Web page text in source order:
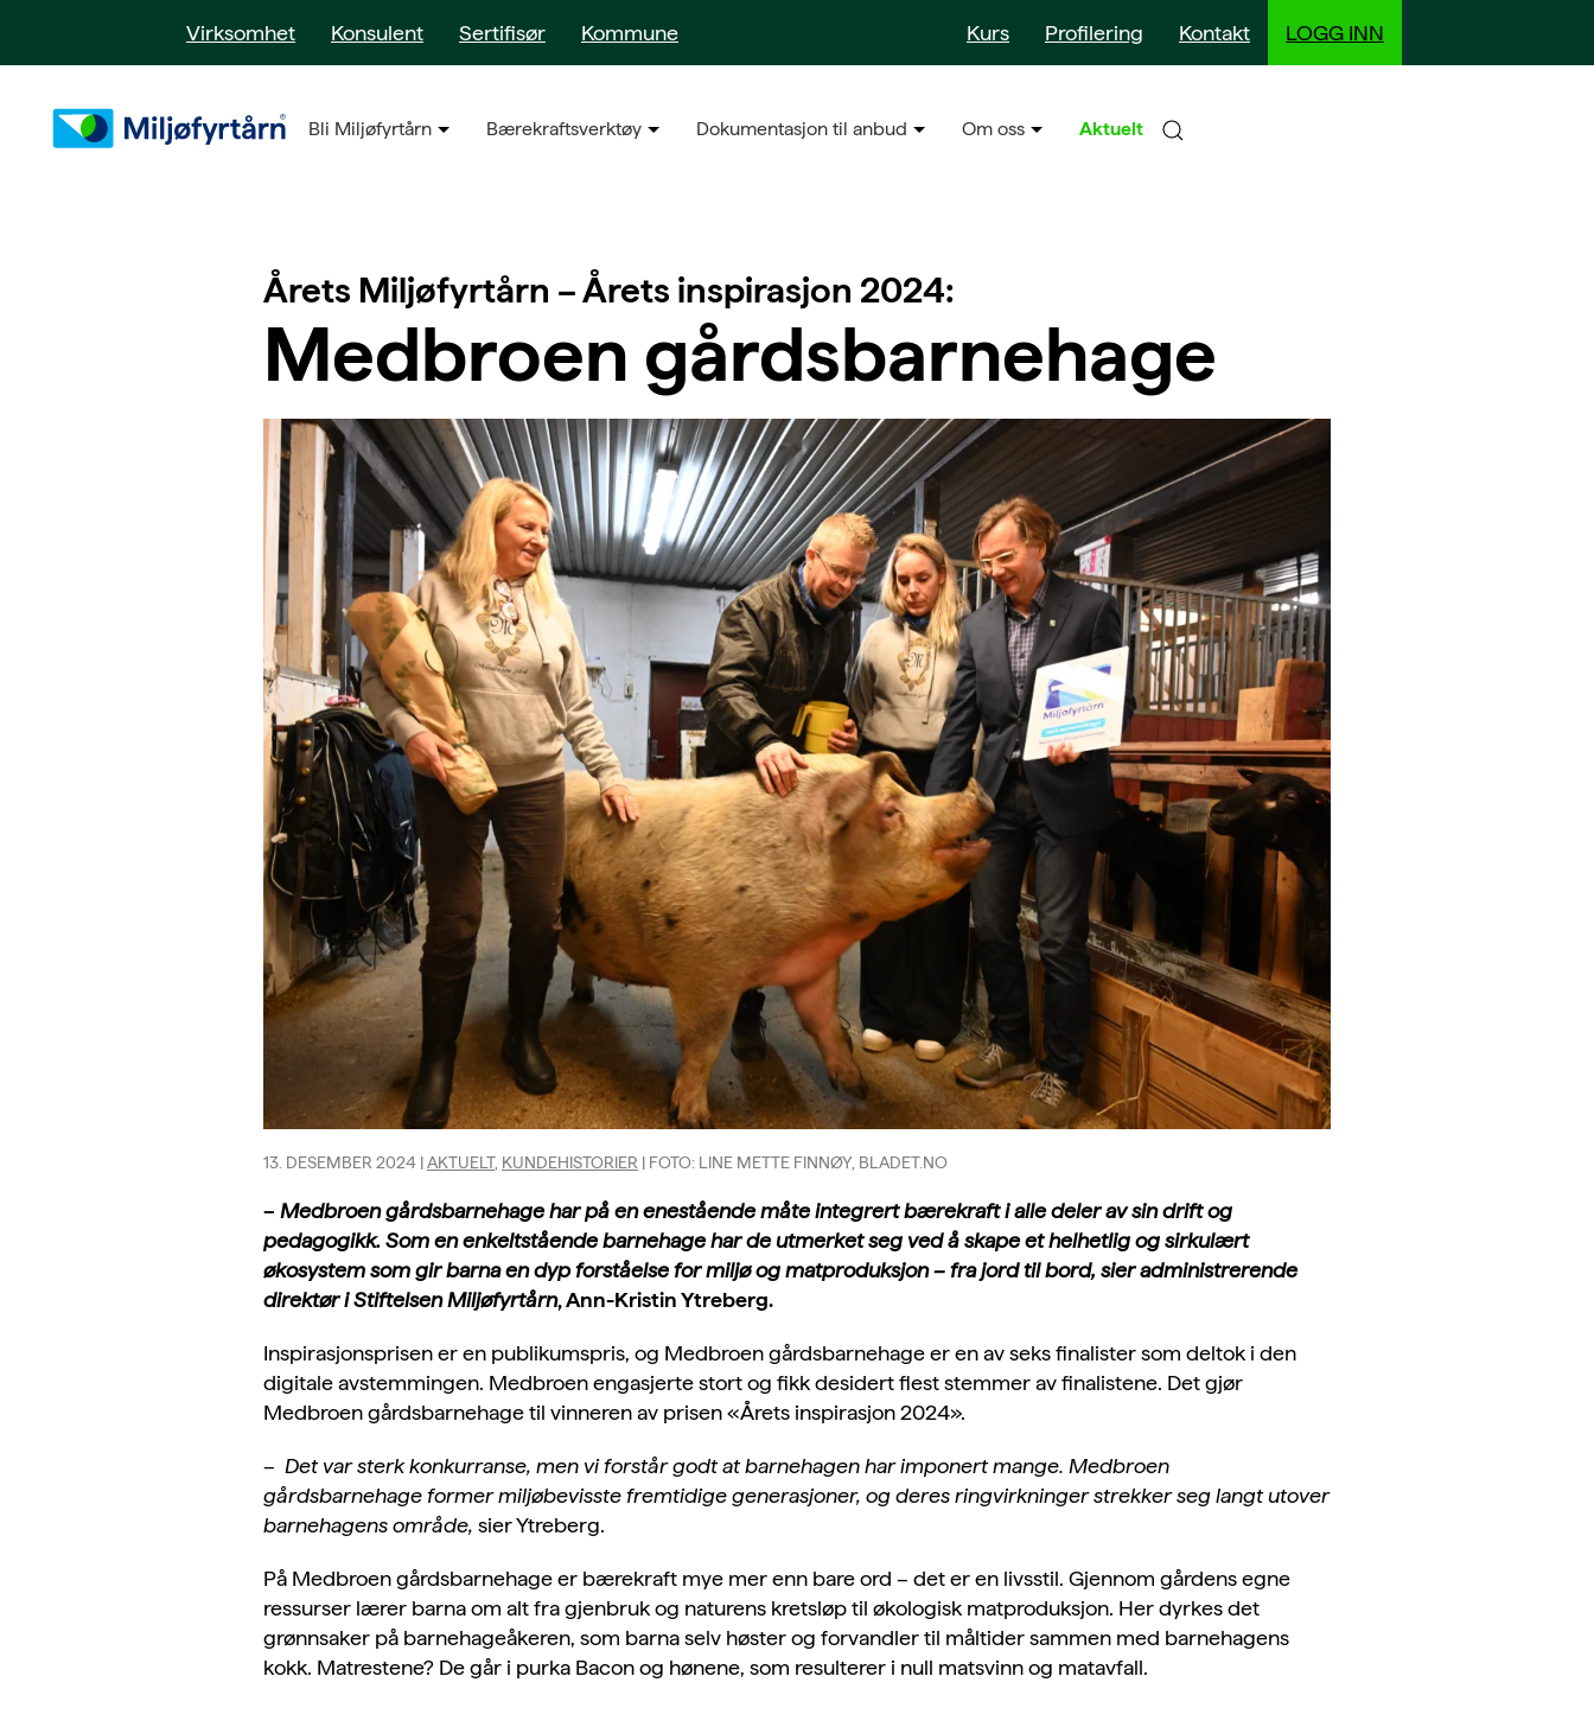
Virksomhet Konsulent Sertifisør Kommune Kurs Profilering Kontakt LOGG INN
Bli Miljøfyrtårn Bærekraftsverktøy Dokumentasjon til anbud Om oss Aktuelt
Årets Miljøfyrtårn – Årets inspirasjon 2024:
Medbroen gårdsbarnehage
13. DESEMBER 2024 |AKTUELT, KUNDEHISTORIER | FOTO: LINE METTE FINNØY, BLADET.NO
– Medbroen gårdsbarnehage har på en enestående måte integrert bærekraft i alle deler av sin drift og
pedagogikk. Som en enkeltstående barnehage har de utmerket seg ved å skape et helhetlig og sirkulært
økosystem som gir barna en dyp forståelse for miljø og matproduksjon – fra jord til bord, sier administrerende
direktør i Stiftelsen Miljøfyrtårn, Ann-Kristin Ytreberg.
Inspirasjonsprisen er en publikumspris, og Medbroen gårdsbarnehage er en av seks finalister som deltok i den
digitale avstemmingen. Medbroen engasjerte stort og fikk desidert flest stemmer av finalistene. Det gjør
Medbroen gårdsbarnehage til vinneren av prisen «Årets inspirasjon 2024».
– Det var sterk konkurranse, men vi forstår godt at barnehagen har imponert mange. Medbroen
gårdsbarnehage former miljøbevisste fremtidige generasjoner, og deres ringvirkninger strekker seg langt utover
barnehagens område, sier Ytreberg.
På Medbroen gårdsbarnehage er bærekraft mye mer enn bare ord – det er en livsstil. Gjennom gårdens egne
ressurser lærer barna om alt fra gjenbruk og naturens kretsløp til økologisk matproduksjon. Her dyrkes det
grønnsaker på barnehageåkeren, som barna selv høster og forvandler til måltider sammen med barnehagens
kokk. Matrestene? De går i purka Bacon og hønene, som resulterer i null matsvinn og matavfall.